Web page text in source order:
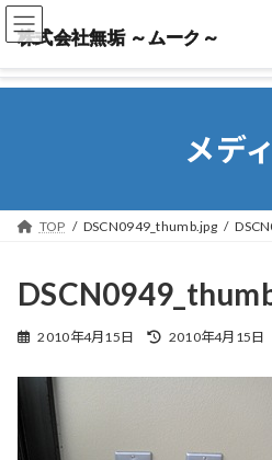
株式会社無垢 ～ムーク～
株式会社無垢 ～ムーク～
メデ
TOP DSCN0949_thumb.jpg
2010年4月15日
最
2010年4月15日